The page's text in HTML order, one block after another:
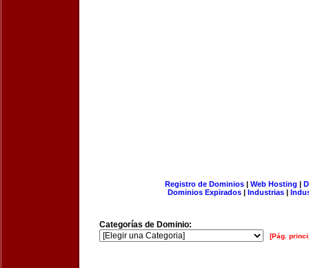
Registro de Dominios| Web Hosting |
Dominios Expirados | Industrias |
Categorías de Dominio:
[Pág.